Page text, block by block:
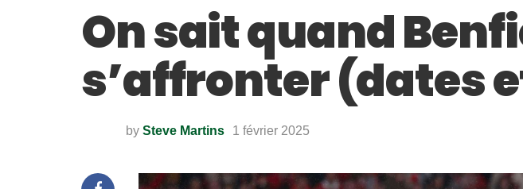
On sait quand
s’affronter (dates
by Steve Martins 1 février 2025